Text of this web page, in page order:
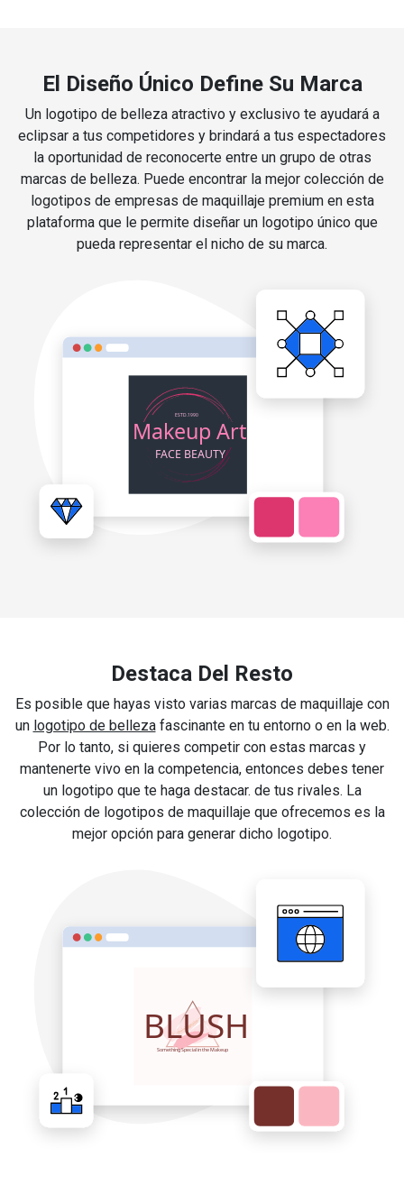
El Diseño Único Define Su Marca
Un logotipo de belleza atractivo y exclusivo te ayudará a
eclipsar a tus competidores y brindará a tus espectadores
la oportunidad de reconocerte entre un grupo de otras
marcas de belleza. Puede encontrar la mejor colección de
logotipos de empresas de maquillaje premium en esta
plataforma que le permite diseñar un logotipo único que
pueda representar el nicho de su marca.
Destaca Del Resto
Es posible que hayas visto varias marcas de maquillaje con
un logotipo de bellezafascinante en tu entorno o en la web.
Por lo tanto, si quieres competir con estas marcas y
mantenerte vivo en la competencia, entonces debes tener
un logotipo que te haga destacar. de tus rivales. La
colección de logotipos de maquillaje que ofrecemos es la
mejor opción para generar dicho logotipo.